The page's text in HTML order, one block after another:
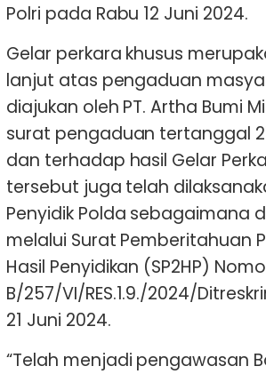
Polri pada Rabu 12 Juni 2024.
Gelar perkara khusus
lanjut atas pengaduan
diajukan oleh PT. Artha Bumi
surat pengaduan tertanggal
dan terhadap hasil Gelar
tersebut juga telah
Penyidik Polda sebagaimana
melalui Surat Pemberitahuan
Hasil Penyidikan (SP2HP)
B/257/VI/RES.1.9./2024/
21 Juni 2024.
“Telah menjadi pengawasan